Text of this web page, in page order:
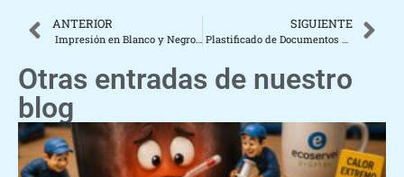
ANTERIOR
️ Impresión en Blanco y Negro o a Color: ¿Cuál Elegir?
SIGUIENTE
️ Plastificado de Documentos en Barcelona
Otras entradas de nuestro
blog